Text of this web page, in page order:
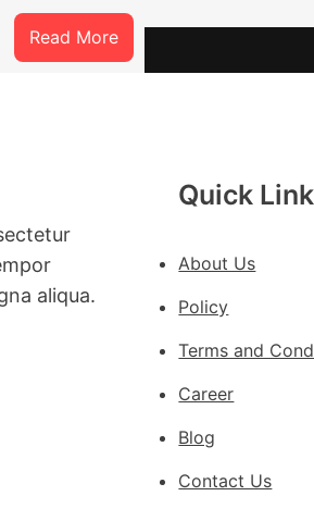
Read More:
戰
aliqua.
Quick
About Us
Policy
Terms and
Career
Blog
Contact Us